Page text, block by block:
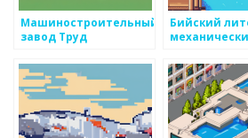
Машиностроительный
завод Труд
Бийский